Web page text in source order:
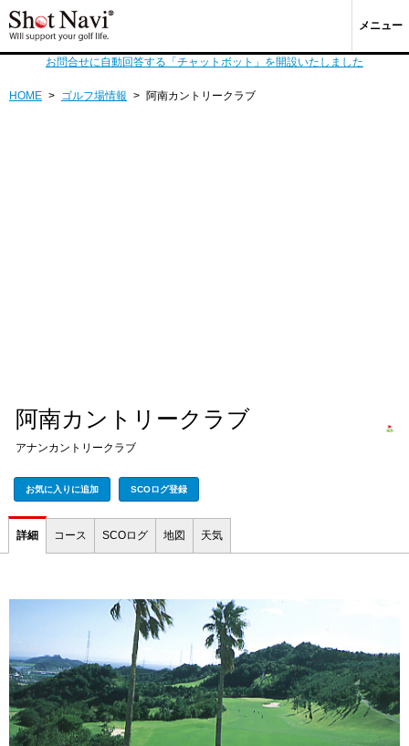
メニュー
お問合せに自動回答する「チャットボット」を開設いたしました
HOME > ゴルフ場情報 > 阿南カントリークラブ
阿南カントリークラブ
アナンカントリークラブ
お気に入りに追加 SCOログ登録
詳細 コース SCOログ 地図 天気